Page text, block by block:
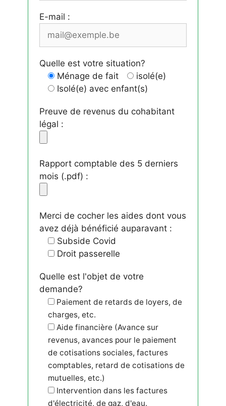
E-mail :
Quelle est votre situation?
Ménage de fait
isolé(e)
Isolé(e) avec enfant(s)
Preuve de revenus du cohabitant
légal :
Rapport comptable des 5 derniers
mois (.pdf) :
Merci de cocher les aides dont vous
avez déjà bénéficié auparavant :
Subside Covid
Droit passerelle
Quelle est l'objet de votre
demande?
Paiement de retards de loyers, de
charges, etc.
Aide financière (Avance sur
revenus, avances pour le paiement
de cotisations sociales, factures
comptables, retard de cotisations de
mutuelles, etc.)
Intervention dans les factures
d'électricité, de gaz, d'eau.